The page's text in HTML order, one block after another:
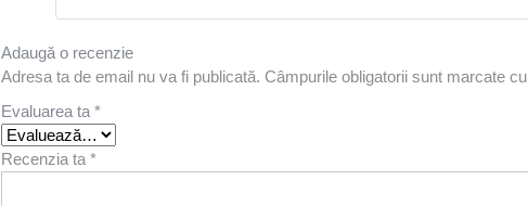
Adaugă o recenzie
Adresa ta de email nu va fi publicată. Câmpurile obligatorii sunt marcate cu
Evaluarea ta *
Recenzia ta *